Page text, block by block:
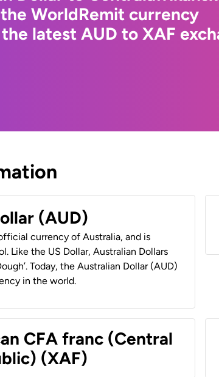
WorldRemit currency
latest AUD to XAF
(AUD)
currency of Australia, and is
Like the US Dollar, Australian Dollars
Today, the Australian Dollar (AUD)
in the world.
CFA franc (Central
(XAF)